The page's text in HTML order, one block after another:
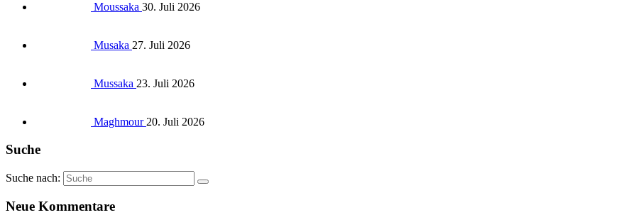
Moussaka 30. Juli 2026
Musaka 27. Juli 2026
Mussaka 23. Juli 2026
Maghmour 20. Juli 2026
Suche
Suche nach:
Neue Kommentare